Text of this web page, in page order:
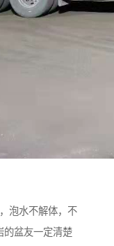
泡水不解体，不
的盆友一定清楚